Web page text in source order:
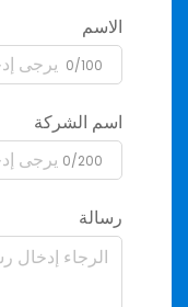
الاسم
0/100
اسم الشركة
0/200
رسالة